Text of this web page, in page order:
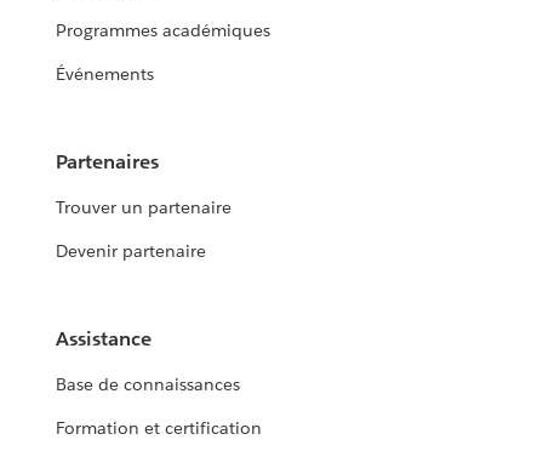
Programmes académiques
Événements
Partenaires
Trouver un partenaire
Devenir partenaire
Assistance
Base de connaissances
Formation et certification